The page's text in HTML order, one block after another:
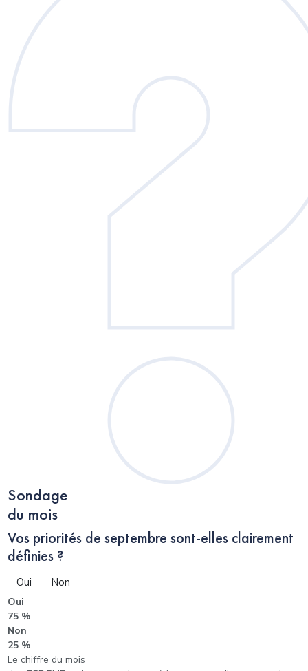
Sondage
du mois
Vos priorités de septembre sont-elles clairement
définies ?
Oui Non
Oui
75 %
Non
25 %
Le chiffre du mois